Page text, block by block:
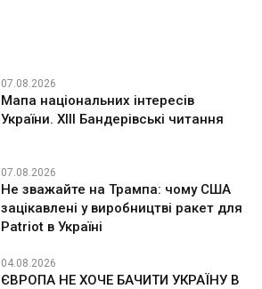
07.08.2026
Мапа національних інтересів
України. ХІІІ Бандерівські читання
07.08.2026
Не зважайте на Трампа: чому США
зацікавлені у виробництві ракет для
Patriot в Україні
04.08.2026
ЄВРОПА НЕ ХОЧЕ БАЧИТИ УКРАЇНУ В